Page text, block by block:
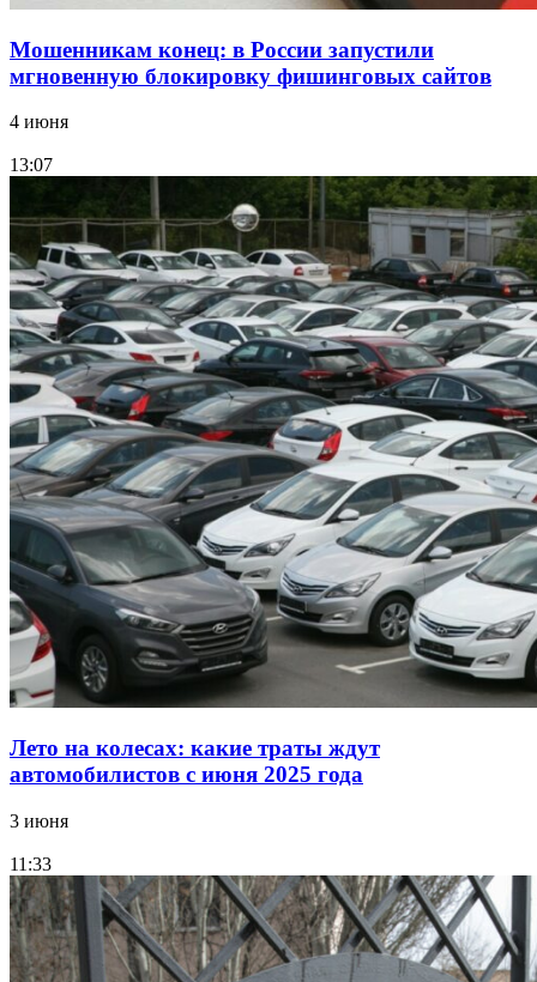
Мошенникам конец: в России запустили
мгновенную блокировку фишинговых сайтов
4 июня
13:07
Лето на колесах: какие траты ждут
автомобилистов с июня 2025 года
3 июня
11:33